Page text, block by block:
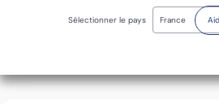
Sélectionner le pays